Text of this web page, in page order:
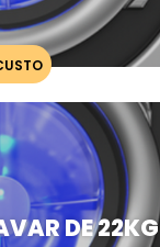
DE 22KG